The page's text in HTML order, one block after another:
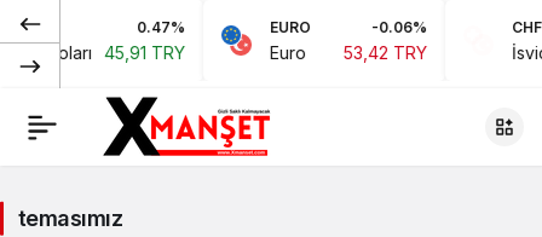
0.47%
Doları 45,91 TRY
EURO -0.06%
Euro 53,42 TRY
CHF
temasımız